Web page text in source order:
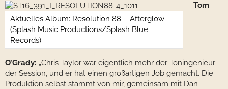
Aktuelles Album: Resolution 88 – Afterglow
(Splash Music Productions/Splash Blue
Records)
Tom
O’Grady: „Chris Taylor war eigentlich mehr der Toningenieur
der Session, und er hat einen großartigen Job gemacht. Die
Produktion selbst stammt von mir, gemeinsam mit Dan